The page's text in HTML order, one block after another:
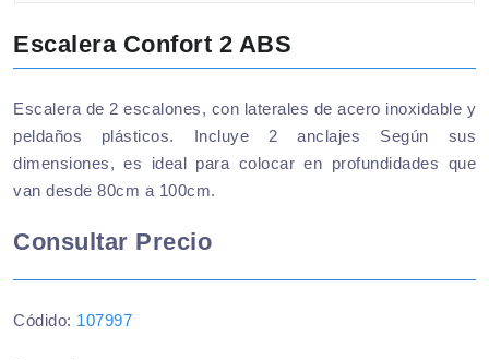
Escalera Confort 2 ABS
Escalera de 2 escalones, con laterales de acero inoxidable y
peldaños plásticos. Incluye 2 anclajes Según sus
dimensiones, es ideal para colocar en profundidades que
van desde 80cm a 100cm.
Consultar Precio
Códido: 107997